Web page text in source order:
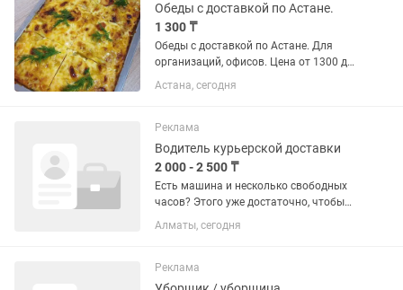
Обеды с доставкой по Астане.
1 300 ₸
Обеды с доставкой по Астане. Для
организаций, офисов. Цена от 1300 до
2500 в зависимости от комплектации.
Не столовая! Большие порции! Без
НА ПЕРВЫЙ ЗАКАЗ СКИДКА!!!...
Астана, сегодня
Реклама
Водитель курьерской доставки
2 000 - 2 500 ₸
Есть машина и несколько свободных
часов? Этого уже достаточно, чтобы
зарабатывать в своём ритме – без
расписания, без начальника и без
водителей к Яндекс Еде. Берешь...
Алматы, сегодня
Реклама